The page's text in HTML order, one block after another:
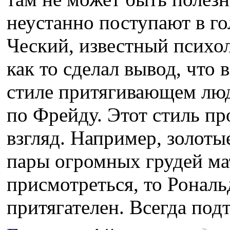
неустанно поступают в
Ческий, известный
как то сделал вывод,
стиле притягивающем
по Фрейду. Этот стиль
взгляд. Например,
пары огромных грудей
присмотреться, то
притягателен. Всегда